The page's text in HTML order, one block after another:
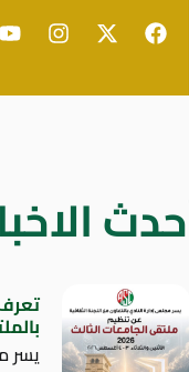
يسر